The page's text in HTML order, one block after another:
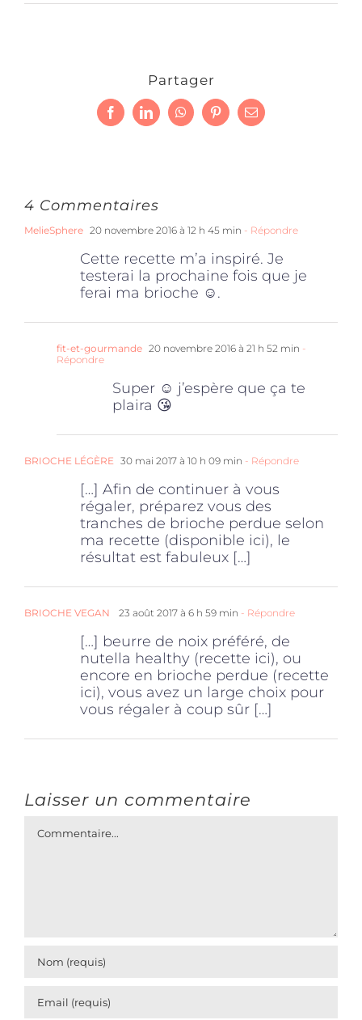
Partager
FacebookLinkedInWhatsAppPinterestEmail
4 Commentaires
MelieSphere 20 novembre 2016 à 12 h 45 min - Répondre
Cette recette m’a inspiré. Je
testerai la prochaine fois que je
ferai ma brioche ☺️.
fit-et-gourmande 20 novembre 2016 à 21 h 52 min -
Répondre
Super ☺️ j’espère que ça te
plaira 😘
BRIOCHE LÉGÈRE 30 mai 2017 à 10 h 09 min - Répondre
[…] Afin de continuer à vous
régaler, préparez vous des
tranches de brioche perdue selon
ma recette (disponible ici), le
résultat est fabuleux […]
BRIOCHE VEGAN 23 août 2017 à 6 h 59 min - Répondre
[…] beurre de noix préféré, de
nutella healthy (recette ici), ou
encore en brioche perdue (recette
ici), vous avez un large choix pour
vous régaler à coup sûr […]
Laisser un commentaire